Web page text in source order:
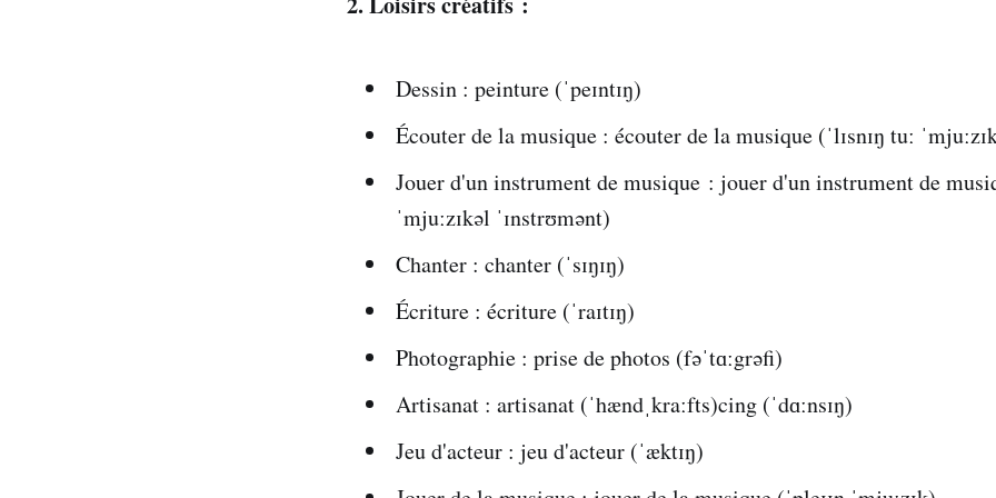
Dessin : peinture (ˈpeɪntɪŋ)
Écouter de la musique : écouter de la musique (ˈlɪsnɪŋ tuː
Jouer d'un instrument de musique : jouer d'un instrument de
ˈmjuːzɪkəl ˈɪnstrʊmənt)
Chanter : chanter (ˈsɪŋɪŋ)
Écriture : écriture (ˈraɪtɪŋ)
Photographie : prise de photos (fəˈtɑːgrəfi)
Artisanat : artisanat (ˈhændˌkraːfts)cing (ˈdɑːnsɪŋ)
Jeu d'acteur : jeu d'acteur (ˈæktɪŋ)